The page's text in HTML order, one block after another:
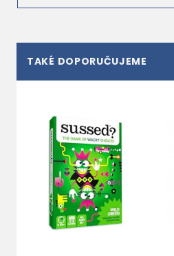
TAKÉ DOPORUČUJEME